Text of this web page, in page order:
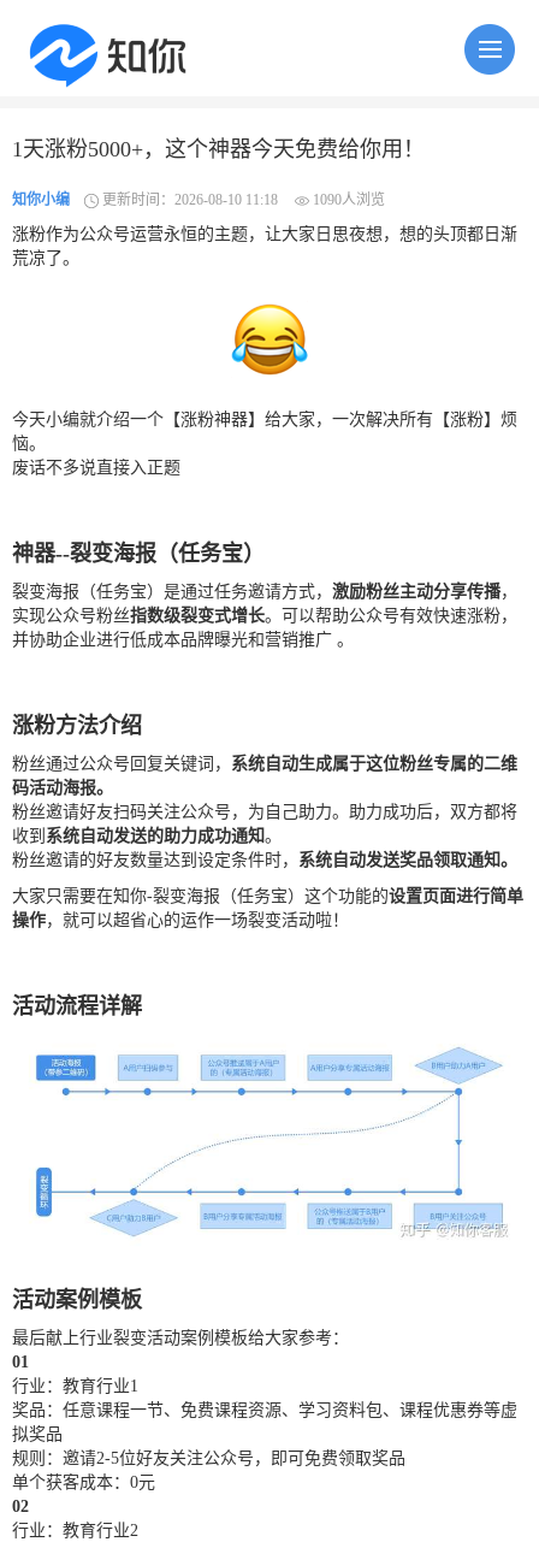
1天涨粉5000+，这个神器今天免费给你用！
知你小编 更新时间：2026-08-10 11:18 1090人浏览
涨粉作为公众号运营永恒的主题，让大家日思夜想，想的头顶都日渐
荒凉了。
今天小编就介绍一个【涨粉神器】给大家，一次解决所有【涨粉】烦
恼。
废话不多说直接入正题
神器--裂变海报（任务宝）
裂变海报（任务宝）是通过任务邀请方式， 激励粉丝主动分享传播，
实现公众号粉丝指数级裂变式增长。可以帮助公众号有效快速涨粉，
并协助企业进行低成本品牌曝光和营销推广 。
涨粉方法介绍
粉丝通过公众号回复关键词， 系统自动生成属于这位粉丝专属的二维
码活动海报。
粉丝邀请好友扫码关注公众号，为自己助力。助力成功后，双方都将
收到 系统自动发送的助力成功通知。
粉丝邀请的好友数量达到设定条件时， 系统自动发送奖品领取通知。
大家只需要在知你-裂变海报（任务宝）这个功能的设置页面进行简单
操作，就可以超省心的运作一场裂变活动啦！
活动流程详解
活动案例模板
最后献上行业裂变活动案例模板给大家参考：
01
行业：教育行业1
奖品：任意课程一节、免费课程资源、学习资料包、课程优惠券等虚
拟奖品
规则：邀请2-5位好友关注公众号，即可免费领取奖品
单个获客成本：0元
02
行业：教育行业2